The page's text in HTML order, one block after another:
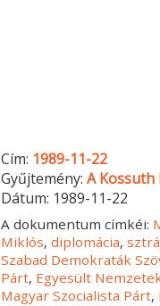
Cím: 1989-11-22
Gyűjtemény:A Kossuth
Dátum: 1989-11-22
A dokumentum címkéi:
Miklós,diplomácia,
Szabad Demokraták
Párt, Egyesült
Magyar Szocialista Párt,